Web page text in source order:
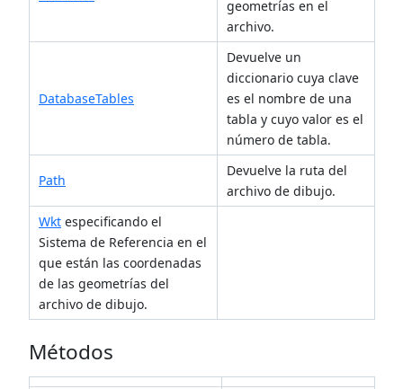
geometrías en el
archivo.
DatabaseTables
Devuelve un
diccionario cuya clave
es el nombre de una
tabla y cuyo valor es el
número de tabla.
Path
Devuelve la ruta del
archivo de dibujo.
Wkt especificando el
Sistema de Referencia en el
que están las coordenadas
de las geometrías del
archivo de dibujo.
Métodos